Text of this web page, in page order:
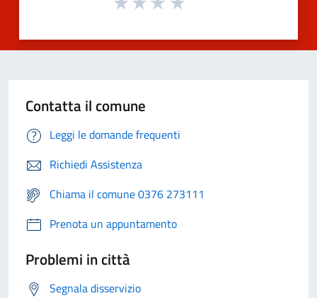
Contatta il comune
Leggi le domande frequenti
Richiedi Assistenza
Chiama il comune 0376 273111
Prenota un appuntamento
Problemi in città
Segnala disservizio